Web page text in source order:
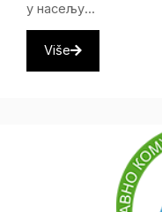
у насељу...
Više